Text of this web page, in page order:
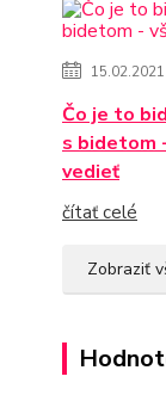
15.02.2021
Čo je to
s bidetom
vedieť
čítať celé
Zobraziť